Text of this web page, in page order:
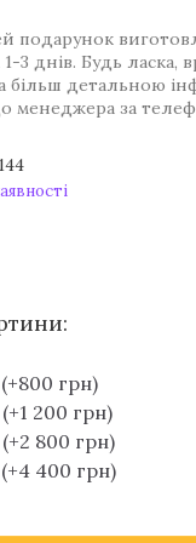
подарунок
3 днів. Будь ласка,
більш детальною
менеджера за
грн)
200 грн)
800 грн)
400 грн)